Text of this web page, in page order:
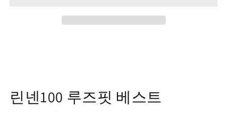
린넨100 루즈핏 베스트